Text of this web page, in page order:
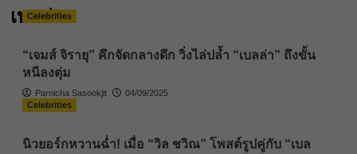
เบลล่า
Celebrities
“เจมส์ จิรายุ” คึกจัดกลางดึก วิ่งไล่ปล้ำ “เบลล่า” ถึงขั้น
หนีลงตุ่ม
Parnicha Sasookjit
04/09/2025
Celebrities
นิวยอร์กหวานฉ่ำ! เมื่อ “วิล ชวิณ” โพสต์รูปคู่กับ “เบล